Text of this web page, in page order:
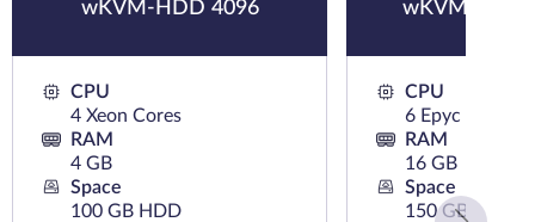
wKVM-HDD 4096
CPU
4 Xeon Cores
RAM
4 GB
Space
100 GB HDD
wKVM-
CPU
6 Epyc Cores
RAM
16 GB
Space
150 GB NVMe